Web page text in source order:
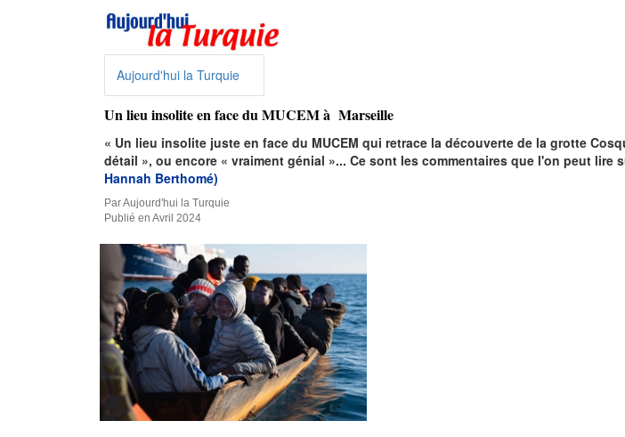
Aujourd'hui la Turquie
Un lieu insolite en face du MUCEM à Marseille
« Un lieu insolite juste en face du MUCEM qui retrace la découverte de la grotte
détail », ou encore « vraiment génial »... Ce sont les commentaires que l'on peut
Hannah Berthomé)
Par Aujourd'hui la Turquie
Publié en Avril 2024